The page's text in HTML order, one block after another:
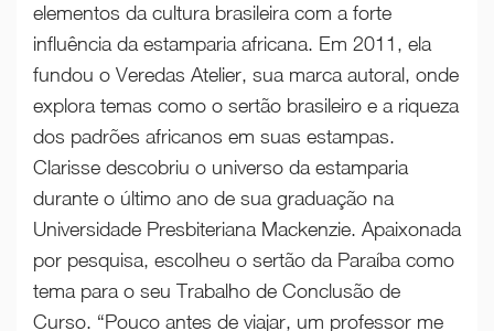
elementos da cultura brasileira com a forte
influência da estamparia africana. Em 2011, ela
fundou o Veredas Atelier, sua marca autoral, onde
explora temas como o sertão brasileiro e a riqueza
dos padrões africanos em suas estampas.
Clarisse descobriu o universo da estamparia
durante o último ano de sua graduação na
Universidade Presbiteriana Mackenzie. Apaixonada
por pesquisa, escolheu o sertão da Paraíba como
tema para o seu Trabalho de Conclusão de
Curso. “Pouco antes de viajar, um professor me